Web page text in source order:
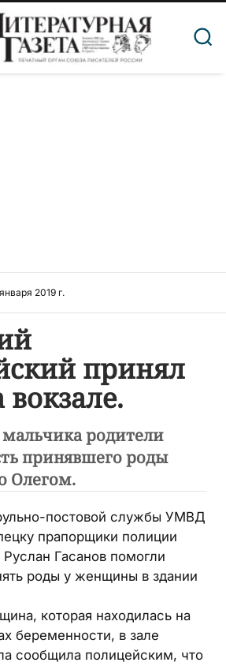
2019 г.
принял
родители
принявшего роды
Олегом.
постовой службы УМВД
прапорщики полиции
Гасанов помогли
роды у женщины в здании
которая находилась на
беременности, в зале
сообщила полицейским, что